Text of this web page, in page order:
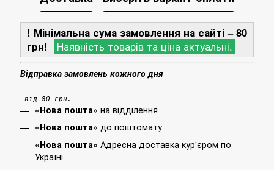
! Мінімальна сума замовлення на сайті – 80
грн!
Наявність товарів та ціна актуальні.
Відправка замовлень кожного дня
від 80 грн.
«Нова пошта» на відділення
«Нова пошта» до поштомату
«Нова пошта» Адресна доставка кур'єром по
Україні